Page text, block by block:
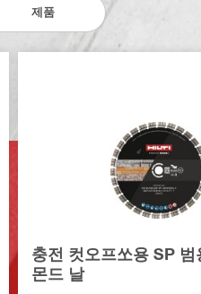
제품
충전 컷오프쏘용 SP
몬드 날